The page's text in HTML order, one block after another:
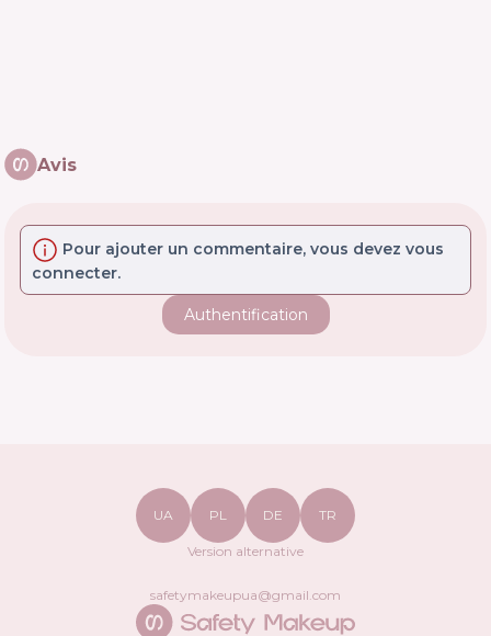
Avis
Pour ajouter un commentaire, vous devez vous
connecter.
Authentification
UA PL DE TR
Version alternative
safetymakeupua@gmail.com